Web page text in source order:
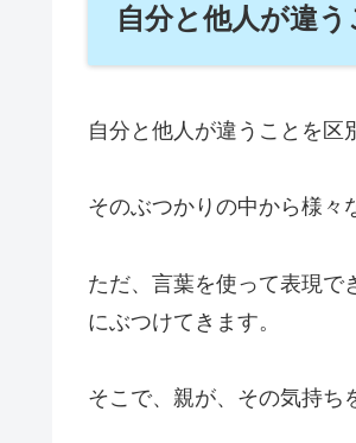
自分と他人が違
自分と他人が違うことを区
そのぶつかりの中から様々
ただ、言葉を使って表現で
にぶつけてきます。
そこで、親が、その気持ち